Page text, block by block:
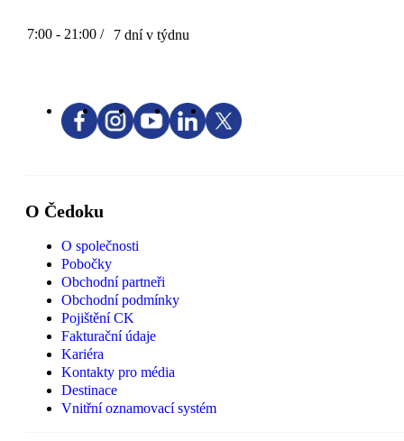
7:00 - 21:00 / 7 dní v týdnu
O Čedoku
O společnosti
Pobočky
Obchodní partneři
Obchodní podmínky
Pojištění CK
Fakturační údaje
Kariéra
Kontakty pro média
Destinace
Vnitřní oznamovací systém